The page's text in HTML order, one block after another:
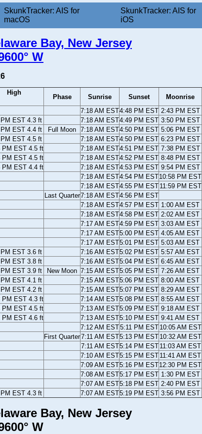
SkunkTracker: AIS for
macOS
SkunkTracker: AIS for
iOS
Bay, New Jersey
W
High
Phase Sunrise Sunset Moonrise
7:18 AM EST4:48 PM EST 2:43 PM EST
EST 4.3 ft 7:18 AM EST4:49 PM EST 3:50 PM EST
EST 4.4 ft Full Moon 7:18 AM EST4:50 PM EST 5:06 PM EST
EST 4.5 ft 7:18 AM EST4:50 PM EST 6:23 PM EST
PM EST 4.5 ft 7:18 AM EST4:51 PM EST 7:38 PM EST
PM EST 4.5 ft 7:18 AM EST4:52 PM EST 8:48 PM EST
PM EST 4.4 ft 7:18 AM EST4:53 PM EST 9:54 PM EST
7:18 AM EST4:54 PM EST10:58 PM EST
7:18 AM EST4:55 PM EST 11:59 PM EST
Last Quarter7:18 AM EST4:56 PM EST
7:18 AM EST4:57 PM EST 1:00 AM EST
7:18 AM EST4:58 PM EST 2:02 AM EST
7:17 AM EST4:59 PM EST 3:03 AM EST
7:17 AM EST5:00 PM EST 4:05 AM EST
7:17 AM EST5:01 PM EST 5:03 AM EST
EST 3.6 ft 7:16 AM EST5:02 PM EST 5:57 AM EST
EST 3.8 ft 7:16 AM EST5:04 PM EST 6:45 AM EST
EST 3.9 ft New Moon 7:15 AM EST5:05 PM EST 7:26 AM EST
EST 4.1 ft 7:15 AM EST5:06 PM EST 8:00 AM EST
EST 4.2 ft 7:15 AM EST5:07 PM EST 8:29 AM EST
PM EST 4.3 ft 7:14 AM EST5:08 PM EST 8:55 AM EST
PM EST 4.5 ft 7:13 AM EST5:09 PM EST 9:18 AM EST
PM EST 4.6 ft 7:13 AM EST5:10 PM EST 9:41 AM EST
7:12 AM EST5:11 PM EST 10:05 AM EST
First Quarter7:11 AM EST5:13 PM EST 10:32 AM EST
7:11 AM EST5:14 PM EST 11:03 AM EST
7:10 AM EST5:15 PM EST 11:41 AM EST
7:09 AM EST5:16 PM EST12:30 PM EST
7:08 AM EST5:17 PM EST 1:30 PM EST
7:07 AM EST5:18 PM EST 2:40 PM EST
EST 4.3 ft 7:07 AM EST5:19 PM EST 3:56 PM EST
Bay, New Jersey
W